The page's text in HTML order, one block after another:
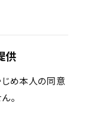
供
め本人の同意
。